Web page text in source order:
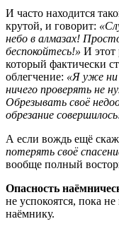
И часто находится
крутой, и говорит: «
небо в алмазах!
беспокойтесь!» И этот
который фактически
облегчение: «Я уже ни
ничего проверять не
Обрезывать своё
обрезание
А если вождь ещё
потерять своё
вообще полный
Опасность
не успокоятся, пока
наёмнику.